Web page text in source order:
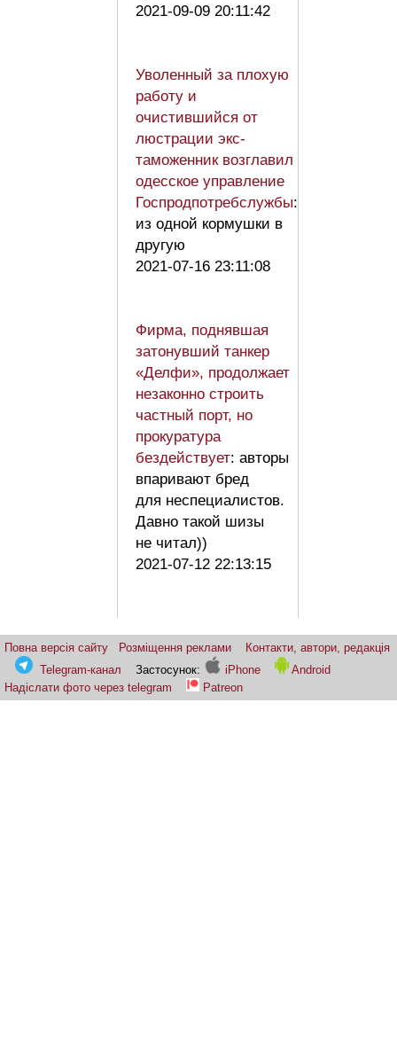
2021-09-09 20:11:42
Уволенный за плохую
работу и
очистившийся от
люстрации экс-
таможенник возглавил
одесское управление
Госпродпотребслужбы:
из одной кормушки в
другую
2021-07-16 23:11:08
Фирма, поднявшая
затонувший танкер
«Делфи», продолжает
незаконно строить
частный порт, но
прокуратура
бездействует: авторы
впаривают бред
для неспециалистов.
Давно такой шизы
не читал))
2021-07-12 22:13:15
Повна версія сайту Розміщення реклами
Контакти, автори, редакція
Telegram-канал
Застосунок: iPhone
Android
Надіслати фото через telegram
Patreon